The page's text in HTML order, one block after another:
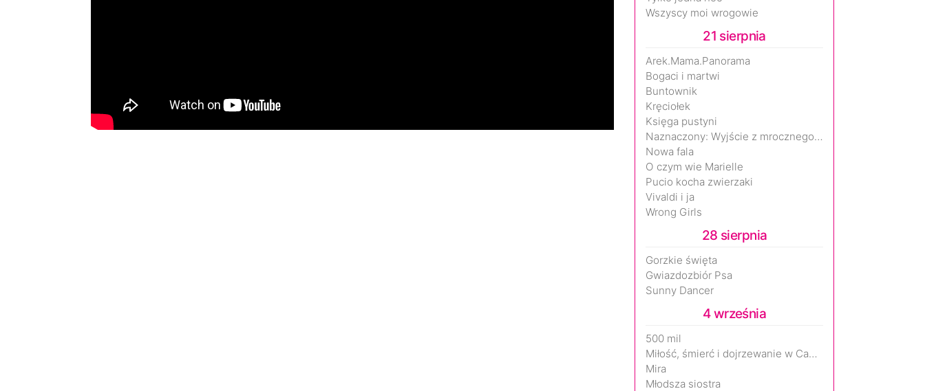
Wszyscy moi wrogowie
21 sierpnia
Arek.Mama.Panorama
Bogaci i martwi
Buntownik
Kręciołek
Księga pustyni
Naznaczony: Wyjście z mrocznego wymiaru
Nowa fala
O czym wie Marielle
Pucio kocha zwierzaki
Vivaldi i ja
Wrong Girls
28 sierpnia
Gorzkie święta
Gwiazdozbiór Psa
Sunny Dancer
4 września
500 mil
Miłość, śmierć i dojrzewanie w Camp Miasma
Mira
Młodsza siostra